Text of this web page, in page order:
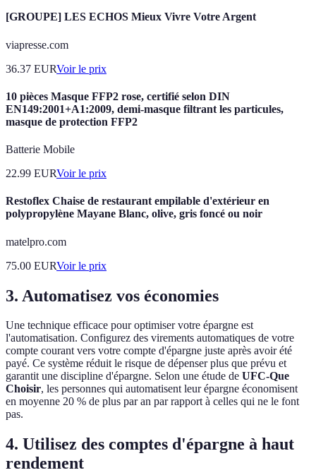
[GROUPE] LES ECHOS Mieux Vivre Votre Argent
viapresse.com
36.37 EURVoir le prix
10 pièces Masque FFP2 rose, certifié selon DIN
EN149:2001+A1:2009, demi-masque filtrant les particules,
masque de protection FFP2
Batterie Mobile
22.99 EURVoir le prix
Restoflex Chaise de restaurant empilable d'extérieur en
polypropylène Mayane Blanc, olive, gris foncé ou noir
matelpro.com
75.00 EURVoir le prix
3. Automatisez vos économies
Une technique efficace pour optimiser votre épargne est
l'automatisation. Configurez des virements automatiques de votre
compte courant vers votre compte d'épargne juste après avoir été
payé. Ce système réduit le risque de dépenser plus que prévu et
garantit une discipline d'épargne. Selon une étude de UFC-Que
Choisir, les personnes qui automatisent leur épargne économisent
en moyenne 20 % de plus par an par rapport à celles qui ne le font
pas.
4. Utilisez des comptes d'épargne à haut
rendement